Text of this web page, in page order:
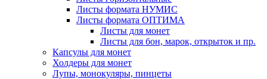
Листы формата НУМИС
Листы формата ОПТИМА
Листы для монет
Листы для бон, марок, открыток и пр.
Капсулы для монет
Холдеры для монет
Лупы, монокуляры, пинцеты